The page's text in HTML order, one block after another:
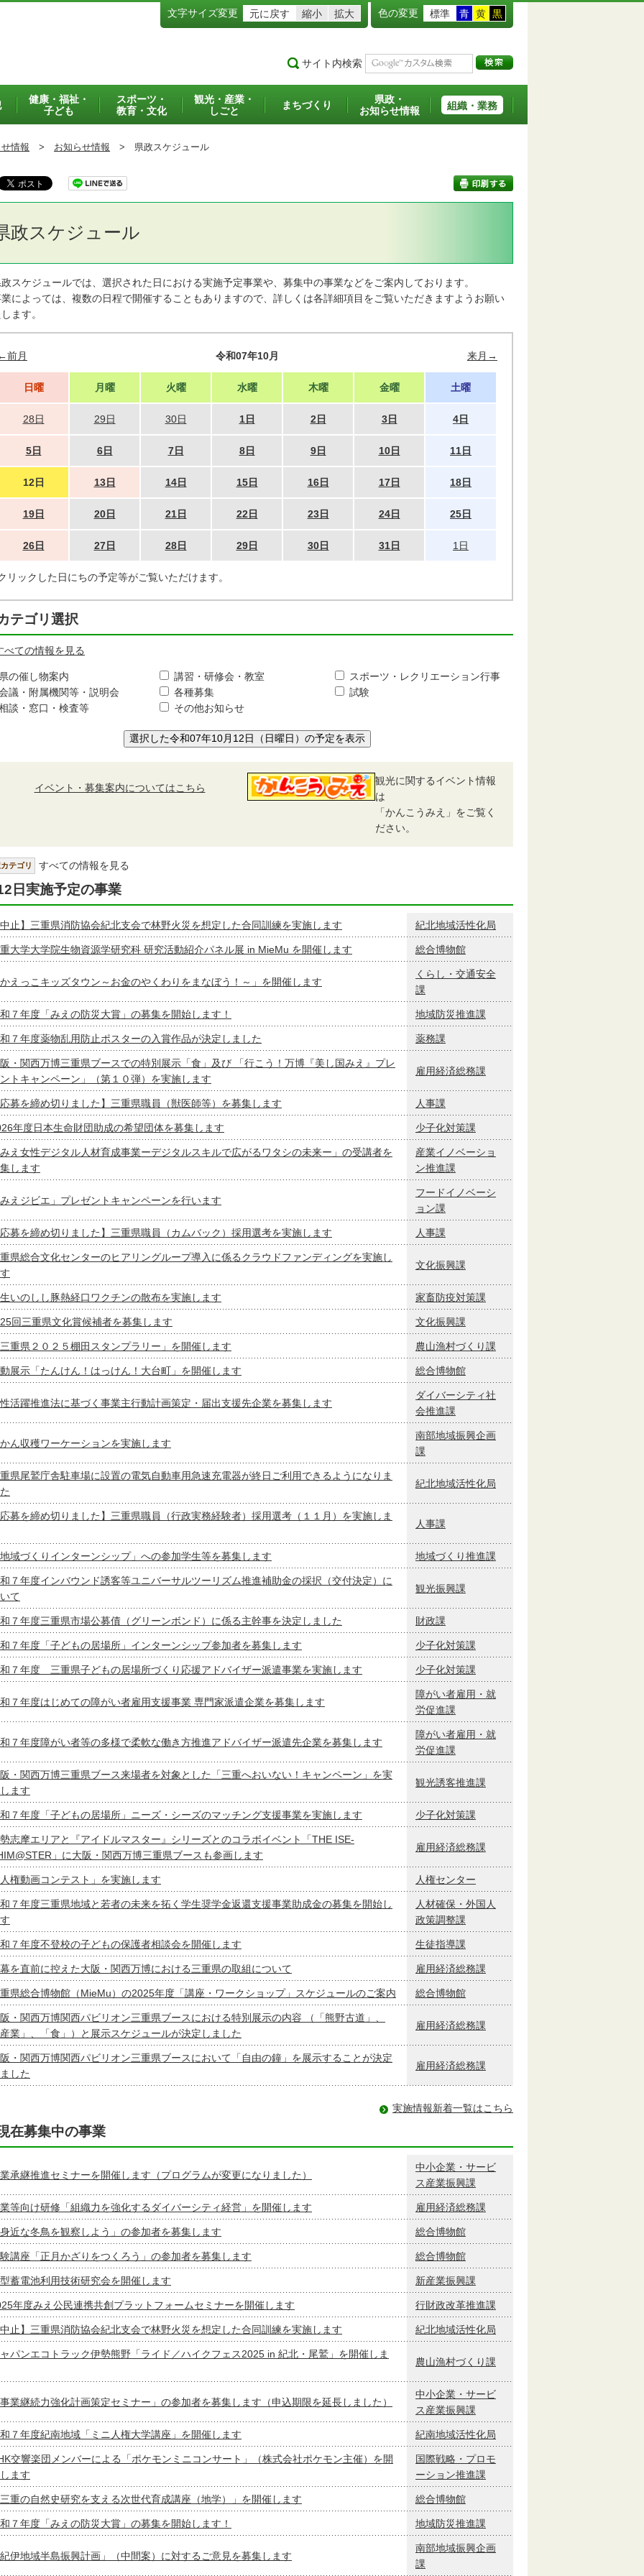
文字サイズ変更 元に戻す 縮小 拡大 色の変更 標準 青 黄 黒
サイト内検索
健康・福祉・
子ども
スポーツ・
教育・文化
観光・産業・
しごと
まちづくり
県政・
お知らせ情報
組織・業務
情報 > お知らせ情報 > 県政スケジュール
政スケジュール
スケジュールでは、選択された日における実施予定事業や、募集中の事業などをご案内しております。
によっては、複数の日程で開催することもありますので、詳しくは各詳細項目をご覧いただきますようお願い
ます。
←前月 令和07年10月 来月→
日曜 月曜 火曜 水曜 木曜 金曜 土曜
28日 29日 30日 1日 2日 3日 4日
5日 6日 7日 8日 9日 10日 11日
12日 13日 14日 15日 16日 17日 18日
19日 20日 21日 22日 23日 24日 25日
26日 27日 28日 29日 30日 31日 1日
リックした日にちの予定等がご覧いただけます。
テゴリ選択
べての情報を見る
県の催し物案内 講習・研修会・教室
スポーツ・レクリエーション行事
議・附属機関等・説明会
各種募集
試験
談・窓口・検査等
その他お知らせ
選択した令和07年10月12日（日曜日）の予定を表示
イベント・募集案内についてはこちら
観光に関するイベント情報
は
「かんこうみえ」をご覧く
ださい。
テゴリ すべての情報を見る
日実施予定の事業
中止】三重県消防協会紀北支会で林野火災を想定した合同訓練を実施します 紀北地域活性化局
大学大学院生物資源学研究科 研究活動紹介パネル展 in MieMu を開催します 総合博物館
かえっこキッズタウン～お金のやくわりをまなぼう！～」を開催します
くらし・交通安全
課
７年度「みえの防災大賞」の募集を開始します！ 地域防災推進課
７年度薬物乱用防止ポスターの入賞作品が決定しました 薬務課
・関西万博三重県ブースでの特別展示「食」及び 「行こう！万博『美し国みえ』プレ
トキャンペーン」（第１０弾）を実施します
雇用経済総務課
応募を締め切りました】三重県職員（獣医師等）を募集します 人事課
年度日本生命財団助成の希望団体を募集します 少子化対策課
みえ女性デジタル人材育成事業ーデジタルスキルで広がるワタシの未来ー」の受講者を
します
産業イノベーショ
ン推進課
みえジビエ」プレゼントキャンペーンを行います
フードイノベーシ
ョン課
応募を締め切りました】三重県職員（カムバック）採用選考を実施します 人事課
県総合文化センターのヒアリングループ導入に係るクラウドファンディングを実施し
文化振興課
いのしし豚熱経口ワクチンの散布を実施します 家畜防疫対策課
回三重県文化賞候補者を募集します 文化振興課
三重県２０２５棚田スタンプラリー」を開催します 農山漁村づくり課
展示「たんけん！はっけん！大台町」を開催します 総合博物館
活躍推進法に基づく事業主行動計画策定・届出支援先企業を募集します
ダイバーシティ社
会推進課
ん収穫ワーケーションを実施します
南部地域振興企画
課
県尾鷲庁舎駐車場に設置の電気自動車用急速充電器が終日ご利用できるようになりま
紀北地域活性化局
応募を締め切りました】三重県職員（行政実務経験者）採用選考（１１月）を実施しま
人事課
地域づくりインターンシップ」への参加学生等を募集します 地域づくり推進課
７年度インバウンド誘客等ユニバーサルツーリズム推進補助金の採択（交付決定）に
て
観光振興課
７年度三重県市場公募債（グリーンボンド）に係る主幹事を決定しました 財政課
７年度「子どもの居場所」インターンシップ参加者を募集します 少子化対策課
７年度 三重県子どもの居場所づくり応援アドバイザー派遣事業を実施します 少子化対策課
７年度はじめての障がい者雇用支援事業 専門家派遣企業を募集します
障がい者雇用・就
労促進課
７年度障がい者等の多様で柔軟な働き方推進アドバイザー派遣先企業を募集します
障がい者雇用・就
労促進課
・関西万博三重県ブース来場者を対象とした「三重へおいない！キャンペーン」を実
ます
観光誘客推進課
７年度「子どもの居場所」ニーズ・シーズのマッチング支援事業を実施します 少子化対策課
志摩エリアと『アイドルマスター』シリーズとのコラボイベント「THE ISE-
」に大阪・関西万博三重県ブースも参画します
雇用経済総務課
人権動画コンテスト」を実施します 人権センター
７年度三重県地域と若者の未来を拓く学生奨学金返還支援事業助成金の募集を開始し
人材確保・外国人
政策調整課
７年度不登校の子どもの保護者相談会を開催します 生徒指導課
を直前に控えた大阪・関西万博における三重県の取組について 雇用経済総務課
県総合博物館（MieMu）の2025年度「講座・ワークショップ」スケジュールのご案内 総合博物館
・関西万博関西パビリオン三重県ブースにおける特別展示の内容 （「熊野古道」、
産業」、「食」）と展示スケジュールが決定しました
雇用経済総務課
・関西万博関西パビリオン三重県ブースにおいて「自由の鐘」を展示することが決定
した
雇用経済総務課
実施情報新着一覧はこちら
在募集中の事業
承継推進セミナーを開催します（プログラムが変更になりました）
中小企業・サービ
ス産業振興課
等向け研修「組織力を強化するダイバーシティ経営」を開催します 雇用経済総務課
身近な冬鳥を観察しよう」の参加者を募集します 総合博物館
講座「正月かざりをつくろう」の参加者を募集します 総合博物館
蓄電池利用技術研究会を開催します 新産業振興課
年度みえ公民連携共創プラットフォームセミナーを開催します 行財政改革推進課
中止】三重県消防協会紀北支会で林野火災を想定した合同訓練を実施します 紀北地域活性化局
パンエコトラック伊勢熊野「ライド／ハイクフェス2025 in 紀北・尾鷲」を開催しま
農山漁村づくり課
事業継続力強化計画策定セミナー」の参加者を募集します（申込期限を延長しました）
中小企業・サービ
ス産業振興課
７年度紀南地域「ミニ人権大学講座」を開催します 紀南地域活性化局
交響楽団メンバーによる「ポケモンミニコンサート」（株式会社ポケモン主催）を開
ます
国際戦略・プロモ
ーション推進課
三重の自然史研究を支える次世代育成講座（地学）」を開催します 総合博物館
７年度「みえの防災大賞」の募集を開始します！ 地域防災推進課
紀伊地域半島振興計画」（中間案）に対するご意見を募集します
南部地域振興企画
課